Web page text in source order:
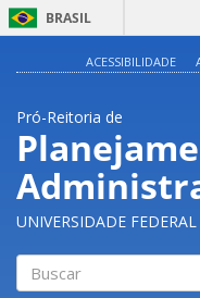
BRASIL
ACESSIBILIDADE
Pró-Reitoria de
UNIVERSIDADE